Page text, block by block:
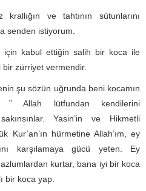
ve tahtının sütunlarını
senden istiyorum.
için kabul ettiğin salih bir koca ile
zürriyet vermendir.
şu sözün uğrunda beni kocamın
” Allah lütfundan kendilerini
Yasin’in ve Hikmetli
Kur’an’ın hürmetine Allah’ım, ey
karşılamaya gücü yeten. Ey
kurtar, bana iyi bir koca
bir koca yap.